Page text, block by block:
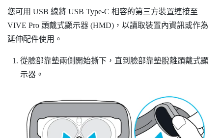
您可用 USB 線將 USB Type-C 相容的第三方裝置連接至
VIVE Pro 頭戴式顯示器 (HMD) ，以讀取裝置內資訊或作為
延伸配件使用。
從臉部靠墊兩側開始撕下，直到臉部靠墊脫離頭戴式顯
示器。